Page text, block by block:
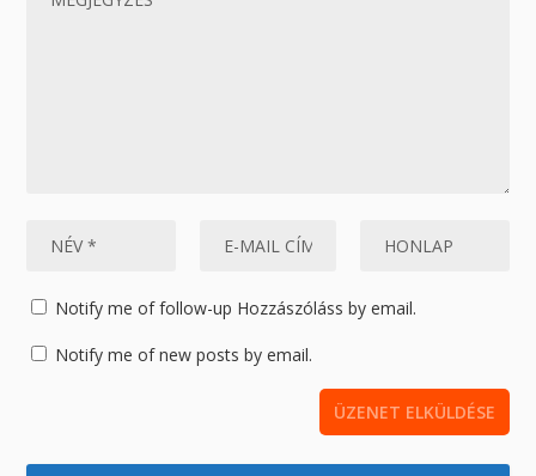
Notify me of follow-up Hozzászóláss by email.
Notify me of new posts by email.